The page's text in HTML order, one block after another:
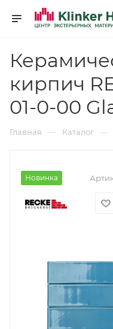
кирпич
01-0-00
Главная — Каталог —
Новинка